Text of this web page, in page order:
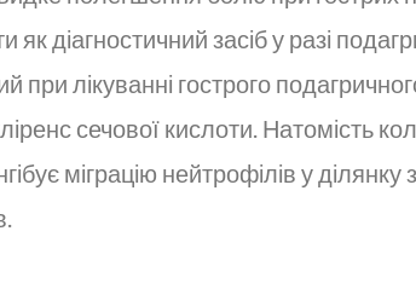
як діагностичний засіб у разі
при лікуванні гострого
сечової кислоти. Натомість
міграцію нейтрофілів у